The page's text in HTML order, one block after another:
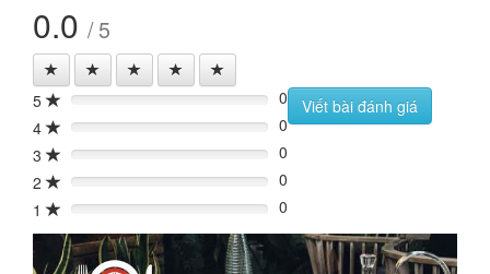
0.0 / 5
5 0%
0
4
0%
0
3
0%
0
2
0%
0
1
0% 0
Viết bài đánh giá